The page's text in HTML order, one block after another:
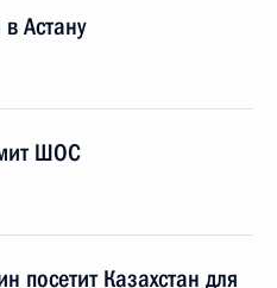
Астану
ШОС
посетит Казахстан для